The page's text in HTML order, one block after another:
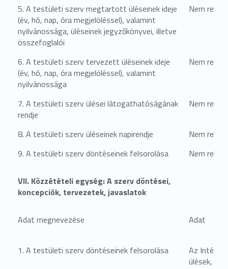
5. A testületi szerv megtartott üléseinek ideje
(év, hó, nap, óra megjelöléssel), valamint
nyilvánossága, üléseinek jegyzőkönyvei, illetve
összefoglalói
Nem
6. A testületi szerv tervezett üléseinek ideje
(év, hó, nap, óra megjelöléssel), valamint
nyilvánossága
Nem
7. A testületi szerv ülései látogathatóságának
rendje
Nem
8. A testületi szerv üléseinek napirendje
Nem
9. A testületi szerv döntéseinek felsorolása
Nem
VII. Közzétételi egység: A szerv döntései,
koncepciók, tervezetek, javaslatok
Adat megnevezése Adat
1. A testületi szerv döntéseinek felsorolása
Az
ülések,